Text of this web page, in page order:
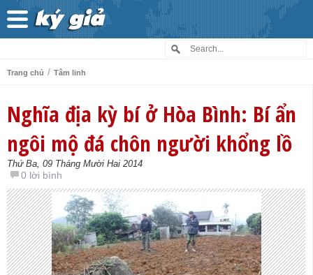
Trang chủ / Tâm linh
Nghĩa địa kỳ bí ở Hòa Bình: Bí ẩn
ngôi mộ đá chôn người khổng lồ
Thứ Ba, 09 Tháng Mười Hai 2014
0 lời bình